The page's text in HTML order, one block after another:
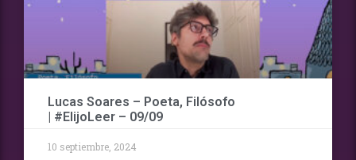
Lucas Soares – Poeta, Filósofo
| #ElijoLeer – 09/09
10 septiembre, 2024